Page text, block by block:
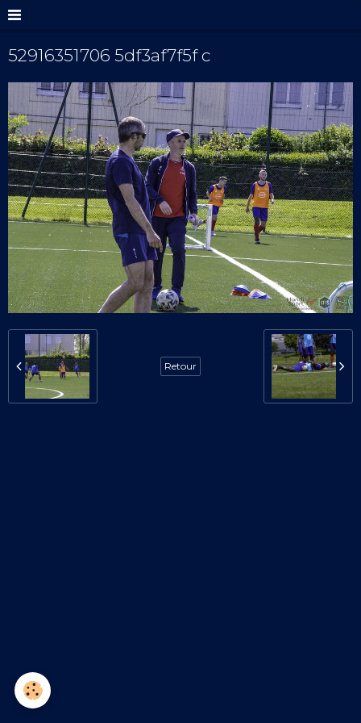
52916351706 5df3af7f5f c
Retour